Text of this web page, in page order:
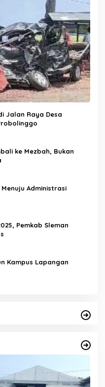
Jalan Raya Desa
ke Mezbah, Bukan
Administrasi
Pemkab Sleman
Kampus Lapangan